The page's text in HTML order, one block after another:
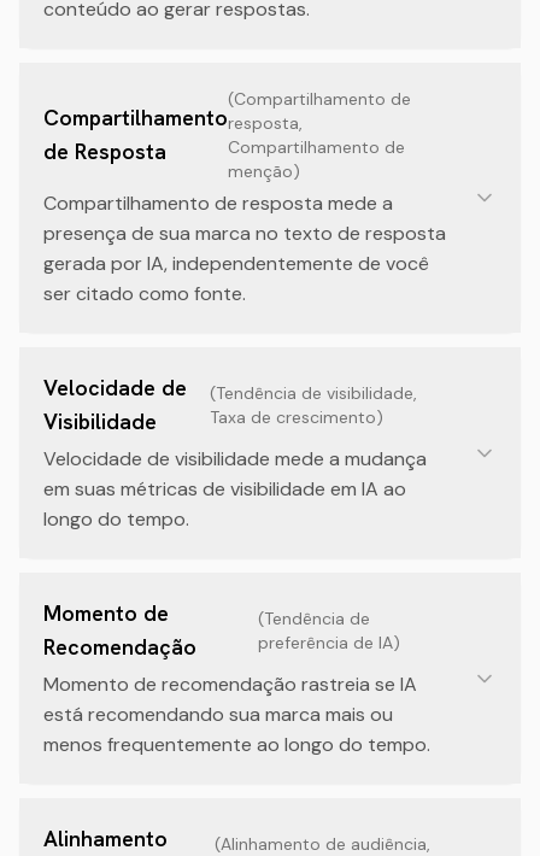
conteúdo ao gerar respostas.
Compartilhamento
de Resposta
(Compartilhamento de
resposta,
Compartilhamento de
menção)
Compartilhamento de resposta mede a
presença de sua marca no texto de resposta
gerada por IA, independentemente de você
ser citado como fonte.
Velocidade de
Visibilidade
(Tendência de visibilidade,
Taxa de crescimento)
Velocidade de visibilidade mede a mudança
em suas métricas de visibilidade em IA ao
longo do tempo.
Momento de
Recomendação
(Tendência de
preferência de IA)
Momento de recomendação rastreia se IA
está recomendando sua marca mais ou
menos frequentemente ao longo do tempo.
Alinhamento
(Alinhamento de audiência,